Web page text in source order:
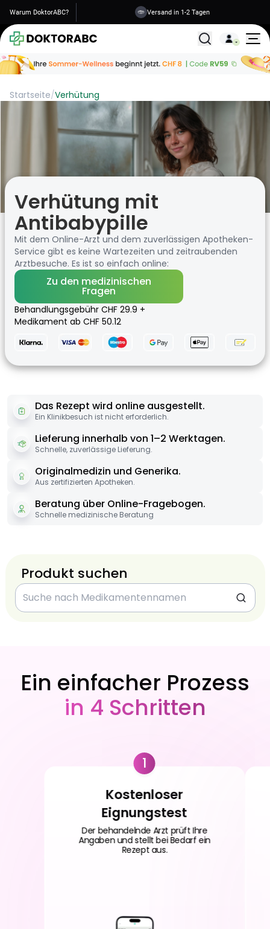
Warum DoktorABC? Sichere Informationen
Alle
Startseite/Verhütung
Verhütung mit
Antibabypille
Mit dem Online-Arzt und dem zuverlässigen Apotheken-
Service gibt es keine Wartezeiten und zeitraubenden
Arztbesuche. Es ist so einfach online:
Zu den medizinischen
Fragen
Behandlungsgebühr CHF 29.9 +
Medikament ab CHF 50.12
Das Rezept wird online ausgestellt.
Ein Klinikbesuch ist nicht erforderlich.
Lieferung innerhalb von 1–2 Werktagen.
Schnelle, zuverlässige Lieferung.
Originalmedizin und Generika.
Aus zertifizierten Apotheken.
Beratung über Online-Fragebogen.
Schnelle medizinische Beratung
Produkt suchen
Ein einfacher Prozess
in 4 Schritten
1
Kostenloser
Eignungstest
Der behandelnde Arzt prüft Ihre
Angaben und stellt bei Bedarf ein
Rezept aus.